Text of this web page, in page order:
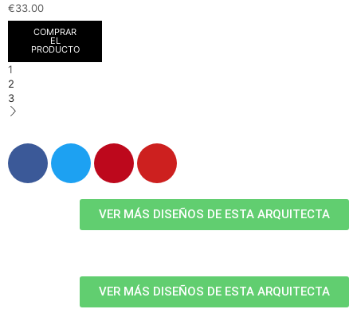
€33.00
COMPRAR
EL
PRODUCTO
1
2
3
VER MÁS DISEÑOS DE ESTA ARQUITECTA
VER MÁS DISEÑOS DE ESTA ARQUITECTA